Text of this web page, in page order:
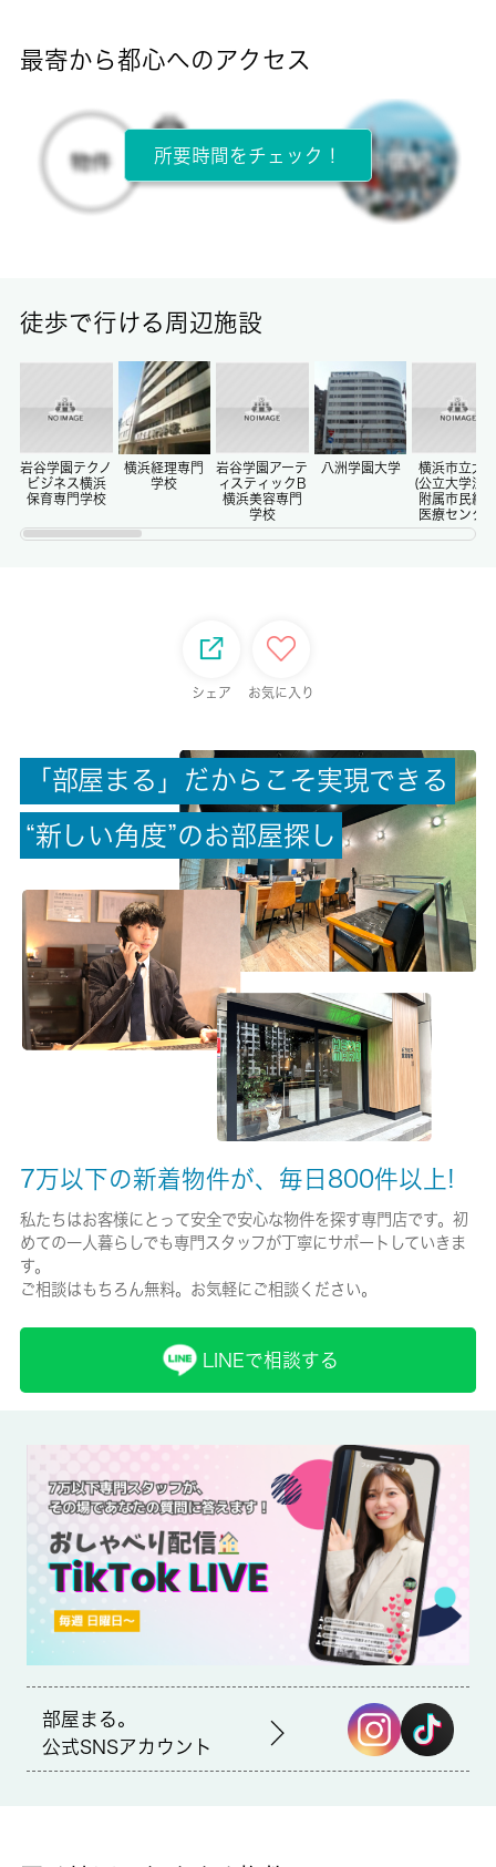
所在階
2階 / 2階建
-/-
駐車場/料金
無/-
有/19000円
保険名/保険期間
-/2年
保証人代行
賃貸区分/契約期間
一般/2年
取引形態
仲介
備考
設備はBS・エアコン・照明付きなどが揃っているので、快適に過
ごしやすいお部屋になります。こちらはワンルームの物件です。
こだわりのある住まいを探している方、当社にお任せしません
か？豊富な賃貸情報と地域情報をご提供しておりますので、ご安
心していただけます。ご要望やご不明な点など、お気軽にご連絡
下さい。違約金有り
最寄から都心へのアクセス
所要時間をチェック！
徒歩で行ける周辺施設
岩谷学園テクノ
ビジネス横浜
保育専門学校
横浜経理専門
学校
岩谷学園アーテ
ィスティックB
横浜美容専門
学校
八洲学園大学
横浜市立大
(公立大学法
附属市民総
医療センタ
シェア お気に入り
「 部屋 ま る 」 だ か ら こ そ実現で き る
“新 し い角 度”のお部屋探 し
7万以下の新着物件が、毎日800件以上!
私たちはお客様にとって安全で安心な物件を探す専門店です。初
めての一人暮らしでも専門スタッフが丁寧にサポートしていきま
す。
ご相談はもちろん無料。お気軽にご相談ください。
LINEで相談する
部屋まる。
公式SNSアカウント